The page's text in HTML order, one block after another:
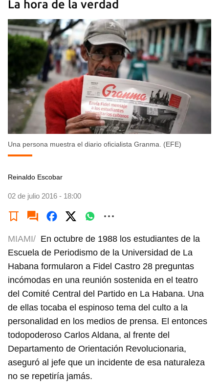
La hora de la verdad
Una persona muestra el diario oficialista Granma. (EFE)
Reinaldo Escobar
02 de julio 2016 - 18:00
MIAMI/ En octubre de 1988 los estudiantes de la
Escuela de Periodismo de la Universidad de La
Habana formularon a Fidel Castro 28 preguntas
incómodas en una reunión sostenida en el teatro
del Comité Central del Partido en La Habana. Una
de ellas tocaba el espinoso tema del culto a la
personalidad en los medios de prensa. El entonces
todopoderoso Carlos Aldana, al frente del
Departamento de Orientación Revolucionaria,
aseguró al jefe que un incidente de esa naturaleza
no se repetiría jamás.